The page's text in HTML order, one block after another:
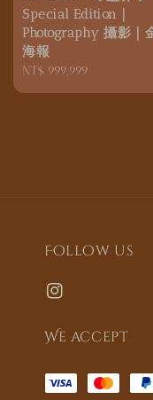
Special Edition｜
Photography 攝影｜
海報
Regular
NT$ 999,999
Follow us
We accept